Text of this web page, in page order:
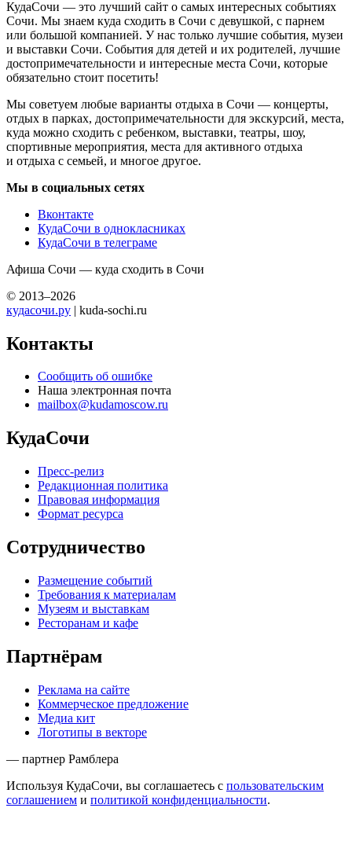
КудаСочи — это лучший сайт о самых интересных событиях
Сочи. Мы знаем куда сходить в Сочи с девушкой, с парнем
или большой компанией. У нас только лучшие события, музеи
и выставки Сочи. События для детей и их родителей, лучшие
достопримечательности и интересные места Сочи, которые
обязательно стоит посетить!
Мы советуем любые варианты отдыха в Сочи — концерты,
отдых в парках, достопримечательности для экскурсий, места,
куда можно сходить с ребенком, выставки, театры, шоу,
спортивные мероприятия, места для активного отдыха
и отдыха с семьей, и многое другое.
Мы в социальных сетях
Вконтакте
КудаСочи в однокласниках
КудаСочи в телеграме
Афиша Сочи — куда сходить в Сочи
© 2013–2026
кудасочи.ру | kuda-sochi.ru
Контакты
Сообщить об ошибке
Наша электронная почта
mailbox@kudamoscow.ru
КудаСочи
Пресс-релиз
Редакционная политика
Правовая информация
Формат ресурса
Сотрудничество
Размещение событий
Требования к материалам
Музеям и выставкам
Ресторанам и кафе
Партнёрам
Реклама на сайте
Коммерческое предложение
Медиа кит
Логотипы в векторе
— партнер Рамблера
Используя КудаСочи, вы соглашаетесь с пользовательским
соглашением и политикой конфиденциальности.